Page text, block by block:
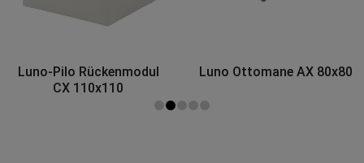
Luno-Pilo Rückenmodul
CX 110x110
Luno Ottomane AX 80x80